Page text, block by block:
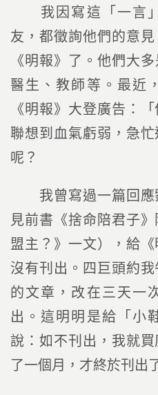
我因寫這「一言」
友，都徵詢他們的意
《明報》了。他們大
醫生、教師等。最近
《明報》大登廣告：
聯想到血氣虧弱，急
呢？
我曾寫過一篇回應
見前書《捨命陪君子
盟主？》一文），給
沒有刊出。四巨頭約
的文章，改在三天一
出。這明明是給「小
說：如不刊出，我就
了一個月，才終於刊出